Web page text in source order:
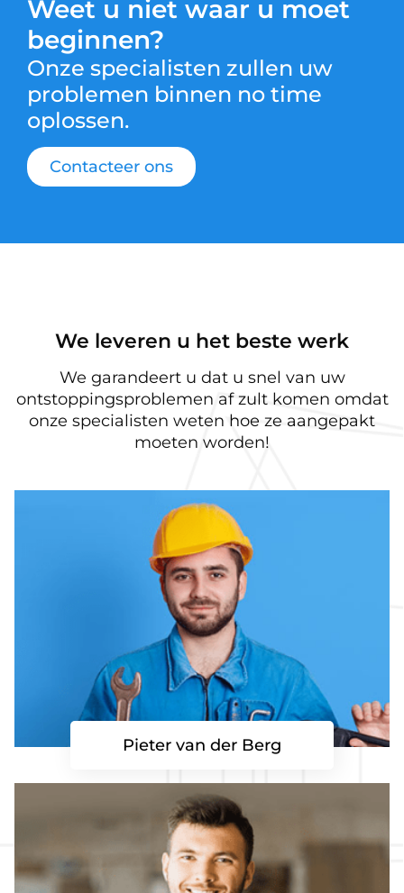
Weet u niet waar u moet
beginnen?
Onze specialisten zullen uw
problemen binnen no time
oplossen.
Contacteer ons
We leveren u het beste werk
We garandeert u dat u snel van uw
ontstoppingsproblemen af zult komen omdat
onze specialisten weten hoe ze aangepakt
moeten worden!
Pieter van der Berg